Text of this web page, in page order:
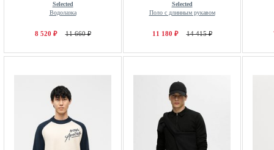
Selected
Водолазка
8 520 ₽ 11 660 ₽
Selected
Поло с длинным рукавом
11 180 ₽ 14 415 ₽